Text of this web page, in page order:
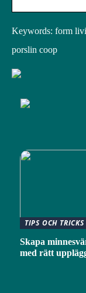
Keywords: form
porslin coop
TIPS OCH TRICKS
Skapa
med rätt